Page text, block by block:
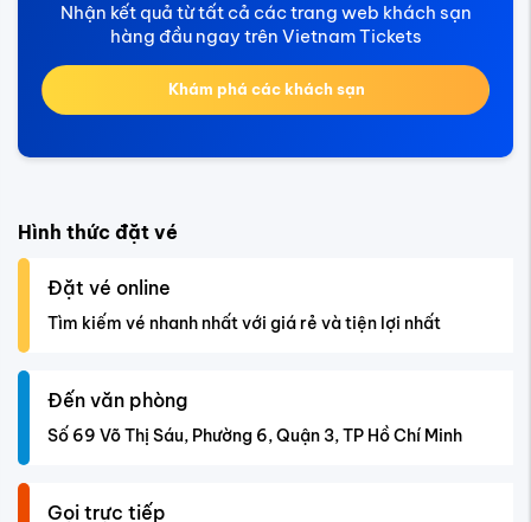
Nhận kết quả từ tất cả các trang web khách sạn
hàng đầu ngay trên Vietnam Tickets
Khám phá các khách sạn
Hình thức đặt vé
Đặt vé online
Tìm kiếm vé nhanh nhất với giá rẻ và tiện lợi nhất
Đến văn phòng
Số 69 Võ Thị Sáu, Phường 6, Quận 3, TP Hồ Chí Minh
Gọi trực tiếp